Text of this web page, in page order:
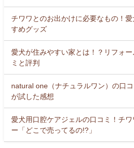
チワワとのお出かけに必要なもの！
すめグッズ
愛犬が住みやすい家とは！？リフォ
ミと評判
natural one（ナチュラルワン）の口
が試した感想
愛犬用口腔ケアジェルの口コミ！チ
ー「どこで売ってるの!?」